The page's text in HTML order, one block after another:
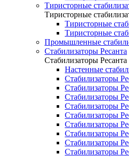
Тиристорные
Тиристорные
Тиристорные
Тиристорные
Промышленные
Стабилизаторы Ресанта
Стабилизаторы Ресанта
Настенные
Стабилизаторы
Стабилизаторы
Стабилизаторы
Стабилизаторы
Стабилизаторы
Стабилизаторы
Стабилизаторы
Стабилизаторы
Стабилизаторы